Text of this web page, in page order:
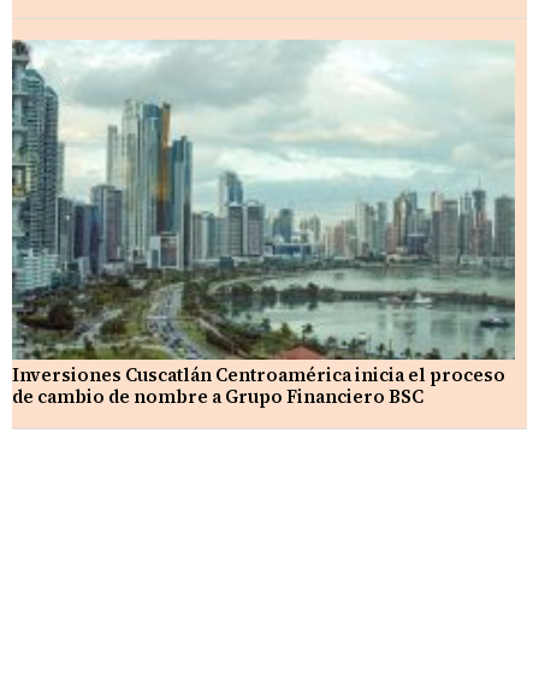
Inversiones Cuscatlán Centroamérica inicia el proceso
de cambio de nombre a Grupo Financiero BSC